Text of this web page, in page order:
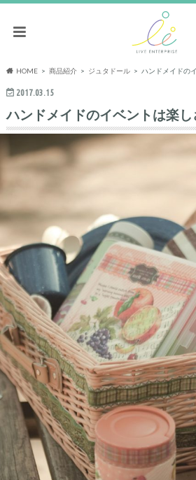
HOME 商品紹介 ジュタドール ハンドメイドの
2017.03.15
ハンドメイドのイベントは楽し